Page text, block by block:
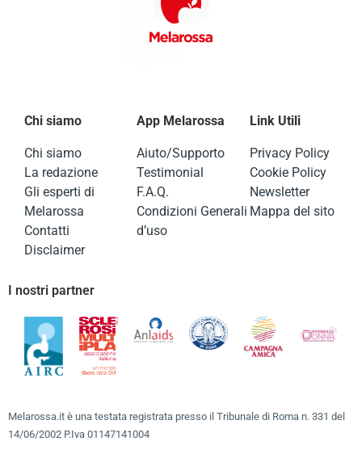
Chi siamo
Chi siamo
La redazione
Gli esperti di
Melarossa
Contatti
Disclaimer
App Melarossa
Aiuto/Supporto
Testimonial
F.A.Q.
Condizioni Generali
d’uso
Link Utili
Privacy Policy
Cookie Policy
Newsletter
Mappa del sito
I nostri partner
Melarossa.it è una testata registrata presso il Tribunale di Roma n. 331 del
14/06/2002 P.Iva 01147141004